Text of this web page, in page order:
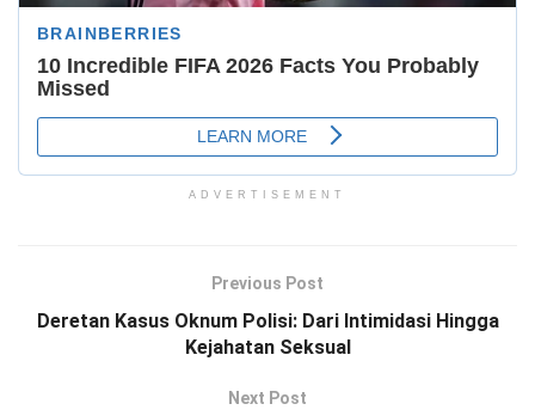
ADVERTISEMENT
Previous Post
Deretan Kasus Oknum Polisi: Dari Intimidasi Hingga
Kejahatan Seksual
Next Post